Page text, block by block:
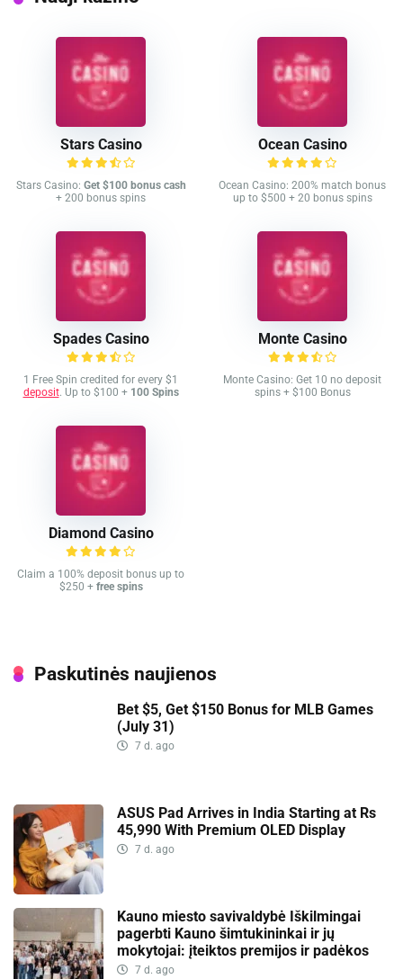
Stars Casino
Stars Casino: Get $100 bonus cash
+ 200 bonus spins
Ocean Casino
Ocean Casino: 200% match bonus
up to $500 + 20 bonus spins
Spades Casino
1 Free Spin credited for every $1
deposit. Up to $100 + 100 Spins
Monte Casino
Monte Casino: Get 10 no deposit
spins + $100 Bonus
Diamond Casino
Claim a 100% deposit bonus up to
$250 + free spins
Paskutinės naujienos
Bet $5, Get $150 Bonus for MLB Games
(July 31)
7 d. ago
ASUS Pad Arrives in India Starting at Rs
45,990 With Premium OLED Display
7 d. ago
Kauno miesto savivaldybė Iškilmingai
pagerbti Kauno šimtukininkai ir jų
mokytojai: įteiktos premijos ir padėkos
7 d. ago